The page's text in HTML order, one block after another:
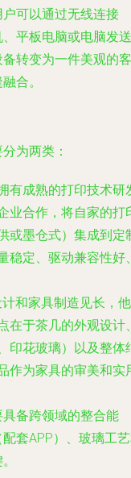
可以通过无线连接
平板电脑或电脑发送
转变为一件美观的客
合。
为两类：
有成熟的打印技术研
业合作，将自家的打
或墨仓式）集成到定
稳定、驱动兼容性好
计和家具制造见长，他
在于茶几的外观设计
印花玻璃）以及整体
作为家具的审美和实
备跨领域的整合能
套APP）、玻璃工